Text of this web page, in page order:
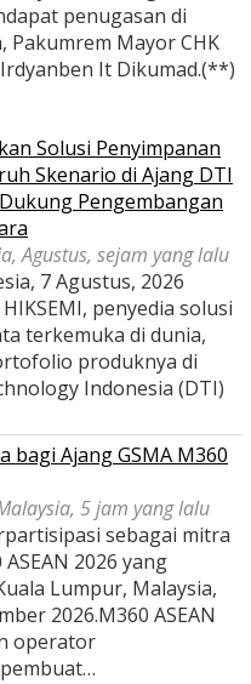
penugasan di
Pakumrem Mayor CHK
It Dikumad.(**)
Solusi Penyimpanan
Skenario di Ajang DTI
Pengembangan
Agustus, sejam yang lalu
7 Agustus, 2026
penyedia solusi
terkemuka di dunia,
produknya di
Indonesia (DTI)
bagi Ajang GSMA M360
5 jam yang lalu
sebagai mitra
2026 yang
Lumpur, Malaysia,
2026.M360 ASEAN
operator